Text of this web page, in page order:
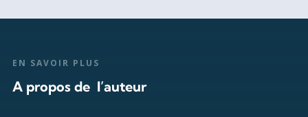
EN SAVOIR PLUS
A propos de l’auteur